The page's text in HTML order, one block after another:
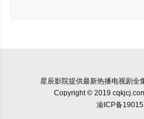
星辰影院提供最新热播电视剧全
Copyright © 2019
渝ICP备